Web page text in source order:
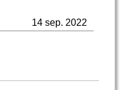
14 sep. 2022